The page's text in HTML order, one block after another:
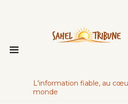
L'information fiable, au
monde